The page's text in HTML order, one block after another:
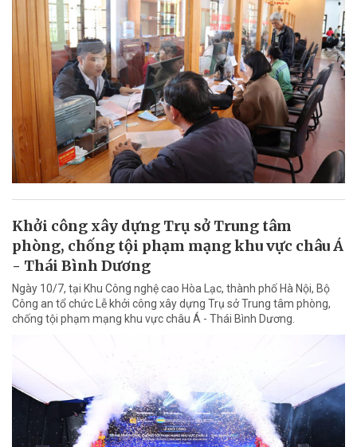
Khởi công xây dựng Trụ sở Trung tâm
phòng, chống tội phạm mạng khu vực châu Á
- Thái Bình Dương
Ngày 10/7, tại Khu Công nghệ cao Hòa Lạc, thành phố Hà Nội, Bộ
Công an tổ chức Lễ khởi công xây dựng Trụ sở Trung tâm phòng,
chống tội phạm mạng khu vực châu Á - Thái Bình Dương.